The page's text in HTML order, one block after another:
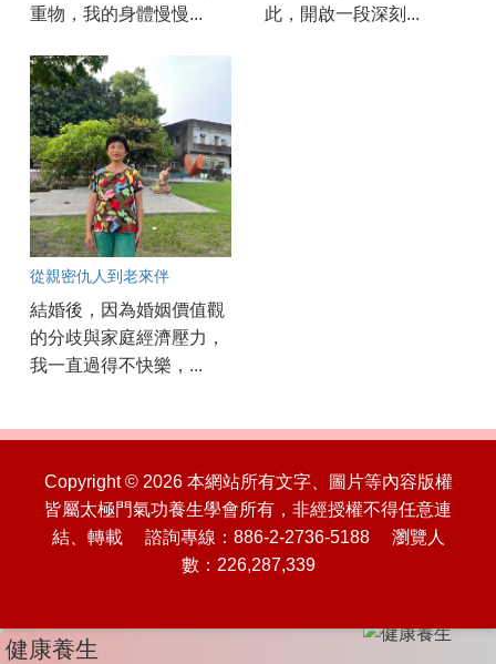
重物，我的身體慢慢...
此，開啟一段深刻...
從親密仇人到老來伴
結婚後，因為婚姻價值觀
的分歧與家庭經濟壓力，
我一直過得不快樂，...
Copyright © 2026 本網站所有文字、圖片等內容版權
皆屬太極門氣功養生學會所有，非經授權不得任意連
結、轉載 諮詢專線：886-2-2736-5188 瀏覽人
數：226,287,339
健康養生